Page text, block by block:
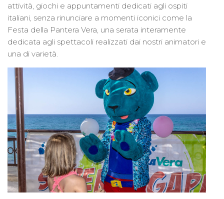
attività, giochi e appuntamenti dedicati agli ospiti
italiani, senza rinunciare a momenti iconici come la
Festa della Pantera Vera, una serata interamente
dedicata agli spettacoli realizzati dai nostri animatori e
una di varietà.